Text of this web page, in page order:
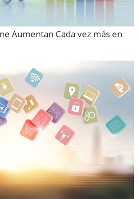
Aumentan Cada vez más en